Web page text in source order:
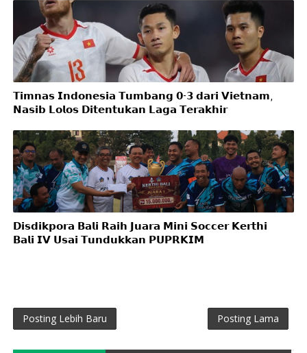
𝗧𝗶𝗺𝗻𝗮𝘀 𝗜𝗻𝗱𝗼𝗻𝗲𝘀𝗶𝗮 𝗧𝘂𝗺𝗯𝗮𝗻𝗴 𝟬-𝟯 𝗱𝗮𝗿𝗶 𝗩𝗶𝗲𝘁𝗻𝗮𝗺,
𝗡𝗮𝘀𝗶𝗯 𝗟𝗼𝗹𝗼𝘀 𝗗𝗶𝘁𝗲𝗻𝘁𝘂𝗸𝗮𝗻 𝗟𝗮𝗴𝗮 𝗧𝗲𝗿𝗮𝗸𝗵𝗶𝗿
𝗗𝗶𝘀𝗱𝗶𝗸𝗽𝗼𝗿𝗮 𝗕𝗮𝗹𝗶 𝗥𝗮𝗶𝗵 𝗝𝘂𝗮𝗿𝗮 𝗠𝗶𝗻𝗶 𝗦𝗼𝗰𝗰𝗲𝗿 𝗞𝗲𝗿𝘁𝗵𝗶
𝗕𝗮𝗹𝗶 𝗜𝗩 𝗨𝘀𝗮𝗶 𝗧𝘂𝗻𝗱𝘂𝗸𝗸𝗮𝗻 𝗣𝗨𝗣𝗥𝗞𝗜𝗠
Posting Lebih Baru Posting Lama